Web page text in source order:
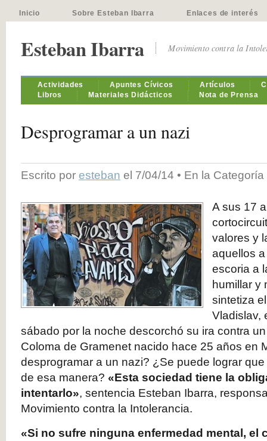
Inicio Sobre Esteban Ibarra Enlaces de interés
Esteban Ibarra Movimiento contra la
Actividades Apuntes Cívicos Artículos
Libros
Materiales Didácticos Nota de Prensa
Desprogramar a un nazi
Escrito por esteban el 7/04/14 • En la Categoría
A sus 17
valores y
aquellos
escoria a
humillar y
sintetiza
Vladislav,
sábado por la noche descorchó su ira contra
Coloma de Gramenet nacido hace 25 años en
desprogramar a un nazi? ¿Se puede lograr
de esa manera? «Esta sociedad tiene la
intentarlo», sentencia Esteban Ibarra,
Movimiento contra la Intolerancia.
«Si no sufre ninguna enfermedad mental, el